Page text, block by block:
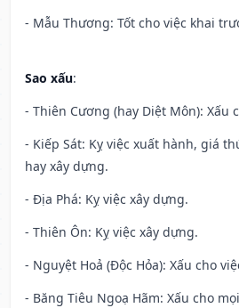
- Mẫu Thương: Tốt cho việc khai
Sao xấu:
- Thiên Cương (hay Diệt Môn): Xấu
- Kiếp Sát: Kỵ việc xuất hành, giá
hay xây dựng.
- Địa Phá: Kỵ việc xây dựng.
- Thiên Ôn: Kỵ việc xây dựng.
- Nguyệt Hoả (Độc Hỏa): Xấu cho
- Băng Tiêu Ngoạ Hãm: Xấu cho